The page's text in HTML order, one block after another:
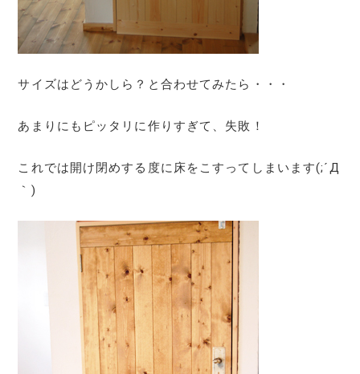
サイズはどうかしら？と合わせてみたら・・・
あまりにもピッタリに作りすぎて、失敗！
これでは開け閉めする度に床をこすってしまいます(;´Д
｀)